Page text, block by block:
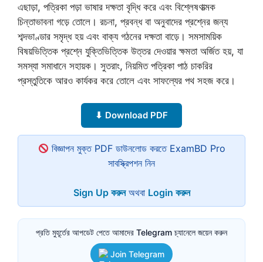
এছাড়া, পত্রিকা পড়া ভাষার দক্ষতা বৃদ্ধি করে এবং বিশ্লেষণাত্মক
চিন্তাভাবনা গড়ে তোলে। রচনা, প্রবন্ধ বা অনুবাদের প্রশ্নের জন্য
শব্দভাণ্ডার সমৃদ্ধ হয় এবং বাক্য গঠনের দক্ষতা বাড়ে। সমসাময়িক
বিষয়ভিত্তিক প্রশ্নে যুক্তিভিত্তিক উত্তর দেওয়ার ক্ষমতা অর্জিত হয়, যা
সমস্যা সমাধানে সহায়ক। সুতরাং, নিয়মিত পত্রিকা পাঠ চাকরির
প্রস্তুতিকে আরও কার্যকর করে তোলে এবং সাফল্যের পথ সহজ করে।
⬇ Download PDF
বিজ্ঞাপন মুক্ত PDF ডাউনলোড করতে ExamBD Pro
সাবস্ক্রিপশন নিন
Sign Up করুনঅথবা Login করুন
প্রতি মুহূর্তের আপডেট পেতে আমাদের Telegram চ্যানেলে জয়েন করুন
Join Telegram